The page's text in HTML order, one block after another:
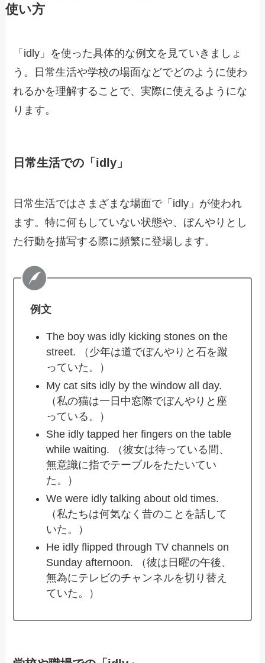
使い方
「idly」を使った具体的な例文を見ていきましょ
う。日常生活や学校の場面などでどのように使わ
れるかを理解することで、実際に使えるようにな
ります。
日常生活での「idly」
日常生活ではさまざまな場面で「idly」が使われ
ます。特に何もしていない状態や、ぼんやりとし
た行動を描写する際に頻繁に登場します。
例文
The boy was idly kicking stones on the
street. （少年は道でぼんやりと石を蹴
っていた。）
My cat sits idly by the window all day.
（私の猫は一日中窓際でぼんやりと座
っている。）
She idly tapped her fingers on the table
while waiting. （彼女は待っている間、
無意識に指でテーブルをたたいてい
た。）
We were idly talking about old times.
（私たちは何気なく昔のことを話して
いた。）
He idly flipped through TV channels on
Sunday afternoon. （彼は日曜の午後、
無為にテレビのチャンネルを切り替え
ていた。）